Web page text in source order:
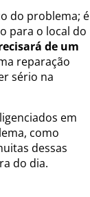
do problema; é
para o local do
de um
reparação
sério na
em
como
dessas
do dia.